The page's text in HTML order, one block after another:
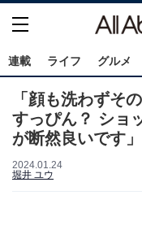
連載 ライフ グルメ
「顔も洗わずそ
すっぴん？ ショ
が断然良いです」
2024.01.24
堀井 ユウ